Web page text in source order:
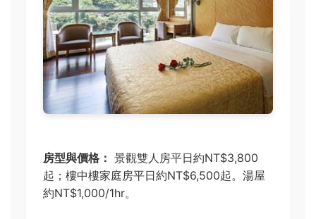
房型與價格： 景觀雙人房平日約NT$3,800
起；樓中樓家庭房平日約NT$6,500起。湯屋
約NT$1,000/1hr。